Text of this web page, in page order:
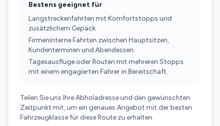
Bestens geeignet für
Langstreckenfahrten mit Komfortstopps und
zusätzlichem Gepäck.
Firmeninterne Fahrten zwischen Hauptsitzen,
Kundenterminen und Abendessen.
Tagesausflüge oder Routen mit mehreren Stopps
mit einem engagierten Fahrer in Bereitschaft.
Teilen Sie uns Ihre Abholadresse und den gewünschten
Zeitpunkt mit, um ein genaues Angebot mit der besten
Fahrzeugklasse für diese Route zu erhalten.